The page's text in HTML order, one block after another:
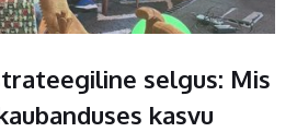
selgus: Mis
kasvu